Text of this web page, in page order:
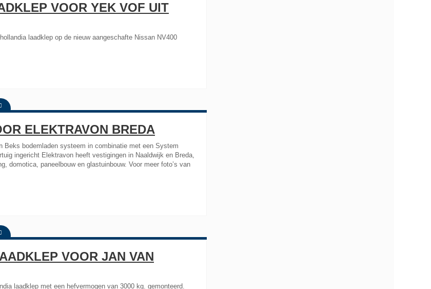
VOOR YEK VOF UIT
laadklep op de nieuw aangeschafte Nissan NV400
ELEKTRAVON BREDA
Beks bodemladen systeem in combinatie met een System
ingericht Elektravon heeft vestigingen in Naaldwijk en Breda,
domotica, paneelbouw en glastuinbouw. Voor meer foto’s van
VOOR JAN VAN
laadklep met een hefvermogen van 3000 kg. gemonteerd.